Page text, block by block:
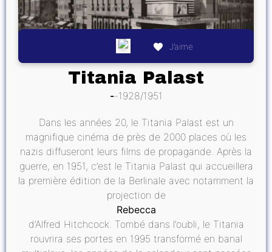
J’aime
Titania Palast
1928/1951
Dans les années 20, le Titania Palast est un
magnifique cinéma de près de 2000 places où les
nazis diffuseront leurs films de propagande. Après la
guerre, en 1951, c’est le Titania Palast qui accueillera
la première édition de la Berlinale avec notamment la
projection de
Rebecca
d’Alfred Hitchcock. Tombé dans l’oubli, le Titania
rouvrira ses portes en 1995 transformé en banal